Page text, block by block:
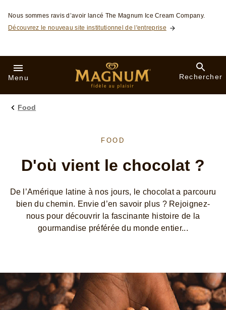
Skip to:
Nous sommes ravis d’avoir lancé The Magnum Ice Cream Company.
Découvrez le nouveau site institutionnel de l'entreprise
Menu Rechercher
Food
FOOD
D'où vient le chocolat ?
De l’Amérique latine à nos jours, le chocolat a parcouru
bien du chemin. Envie d’en savoir plus ? Rejoignez-
nous pour découvrir la fascinante histoire de la
gourmandise préférée du monde entier...